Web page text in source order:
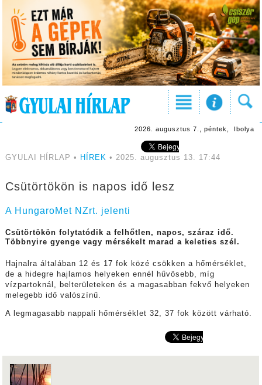
2026. augusztus 7., péntek, Ibolya
GYULAI HÍRLAP • HÍREK • 2025. augusztus 13. 17:44
Csütörtökön is napos idő lesz
A HungaroMet NZrt. jelenti
Csütörtökön folytatódik a felhőtlen, napos, száraz idő.
Többnyire gyenge vagy mérsékelt marad a keleties szél.
Hajnalra általában 12 és 17 fok közé csökken a hőmérséklet,
de a hidegre hajlamos helyeken ennél hűvösebb, míg
vízpartoknál, belterületeken és a magasabban fekvő helyeken
melegebb idő valószínű.
A legmagasabb nappali hőmérséklet 32, 37 fok között várható.